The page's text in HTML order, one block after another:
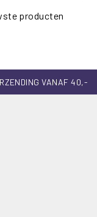
producten
VANAF 40,-